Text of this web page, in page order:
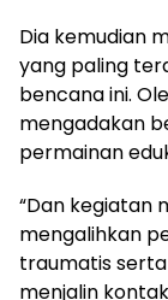
Dia kemudian
yang paling
bencana ini.
mengadakan
permainan
“Dan kegiatan
mengalihkan
traumatis
menjalin kontak